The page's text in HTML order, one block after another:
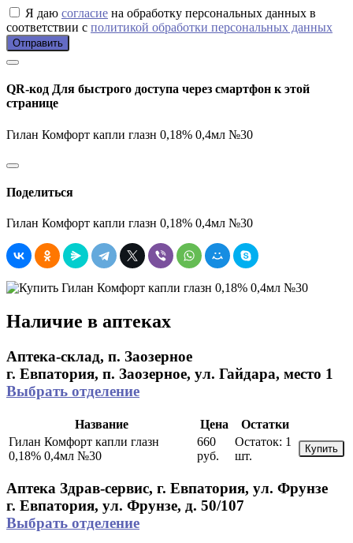
Я даю согласие на обработку персональных данных в
соответствии с политикой обработки персональных данных
Отправить
QR-код Для быстрого доступа через смартфон к этой
странице
Гилан Комфорт капли глазн 0,18% 0,4мл №30
Поделиться
Гилан Комфорт капли глазн 0,18% 0,4мл №30
Наличие в аптеках
Аптека-склад, п. Заозерное
г. Евпатория, п. Заозерное, ул. Гайдара, место 1
Выбрать отделение
Название Цена
Остатки
Гилан Комфорт капли глазн
0,18% 0,4мл №30
660
руб.
Остаток: 1
шт.
Купить
Аптека Здрав-сервис, г. Евпатория, ул. Фрунзе
г. Евпатория, ул. Фрунзе, д. 50/107
Выбрать отделение